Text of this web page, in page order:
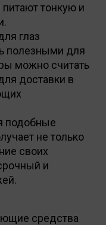
тонкую и
глаз
полезными для
можно считать
доставки в
подобные
не только
своих
и
средства